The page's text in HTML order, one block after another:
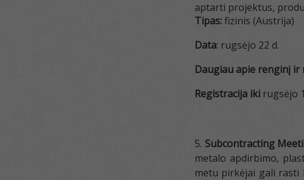
aptarti projektus,
Tipas:fizinis (Austrija)
Data: rugsėjo 22 d.
Daugiau apie renginį ir
Registracija ikirugsėjo
Subcontracting
metalo apdirbimo,
metu pirkėjai gali rasti